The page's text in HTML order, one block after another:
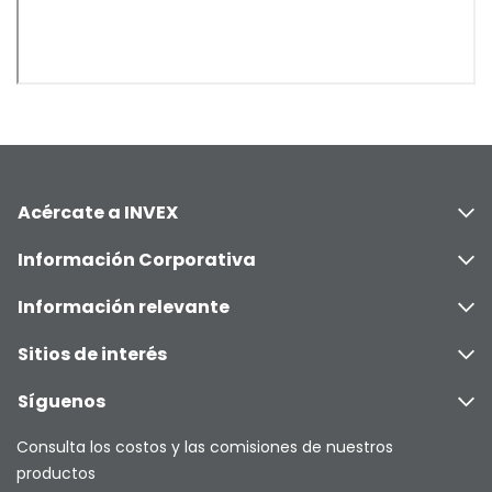
Acércate a INVEX
Información Corporativa
Información relevante
Sitios de interés
Síguenos
Consulta los costos y las comisiones de nuestros
productos